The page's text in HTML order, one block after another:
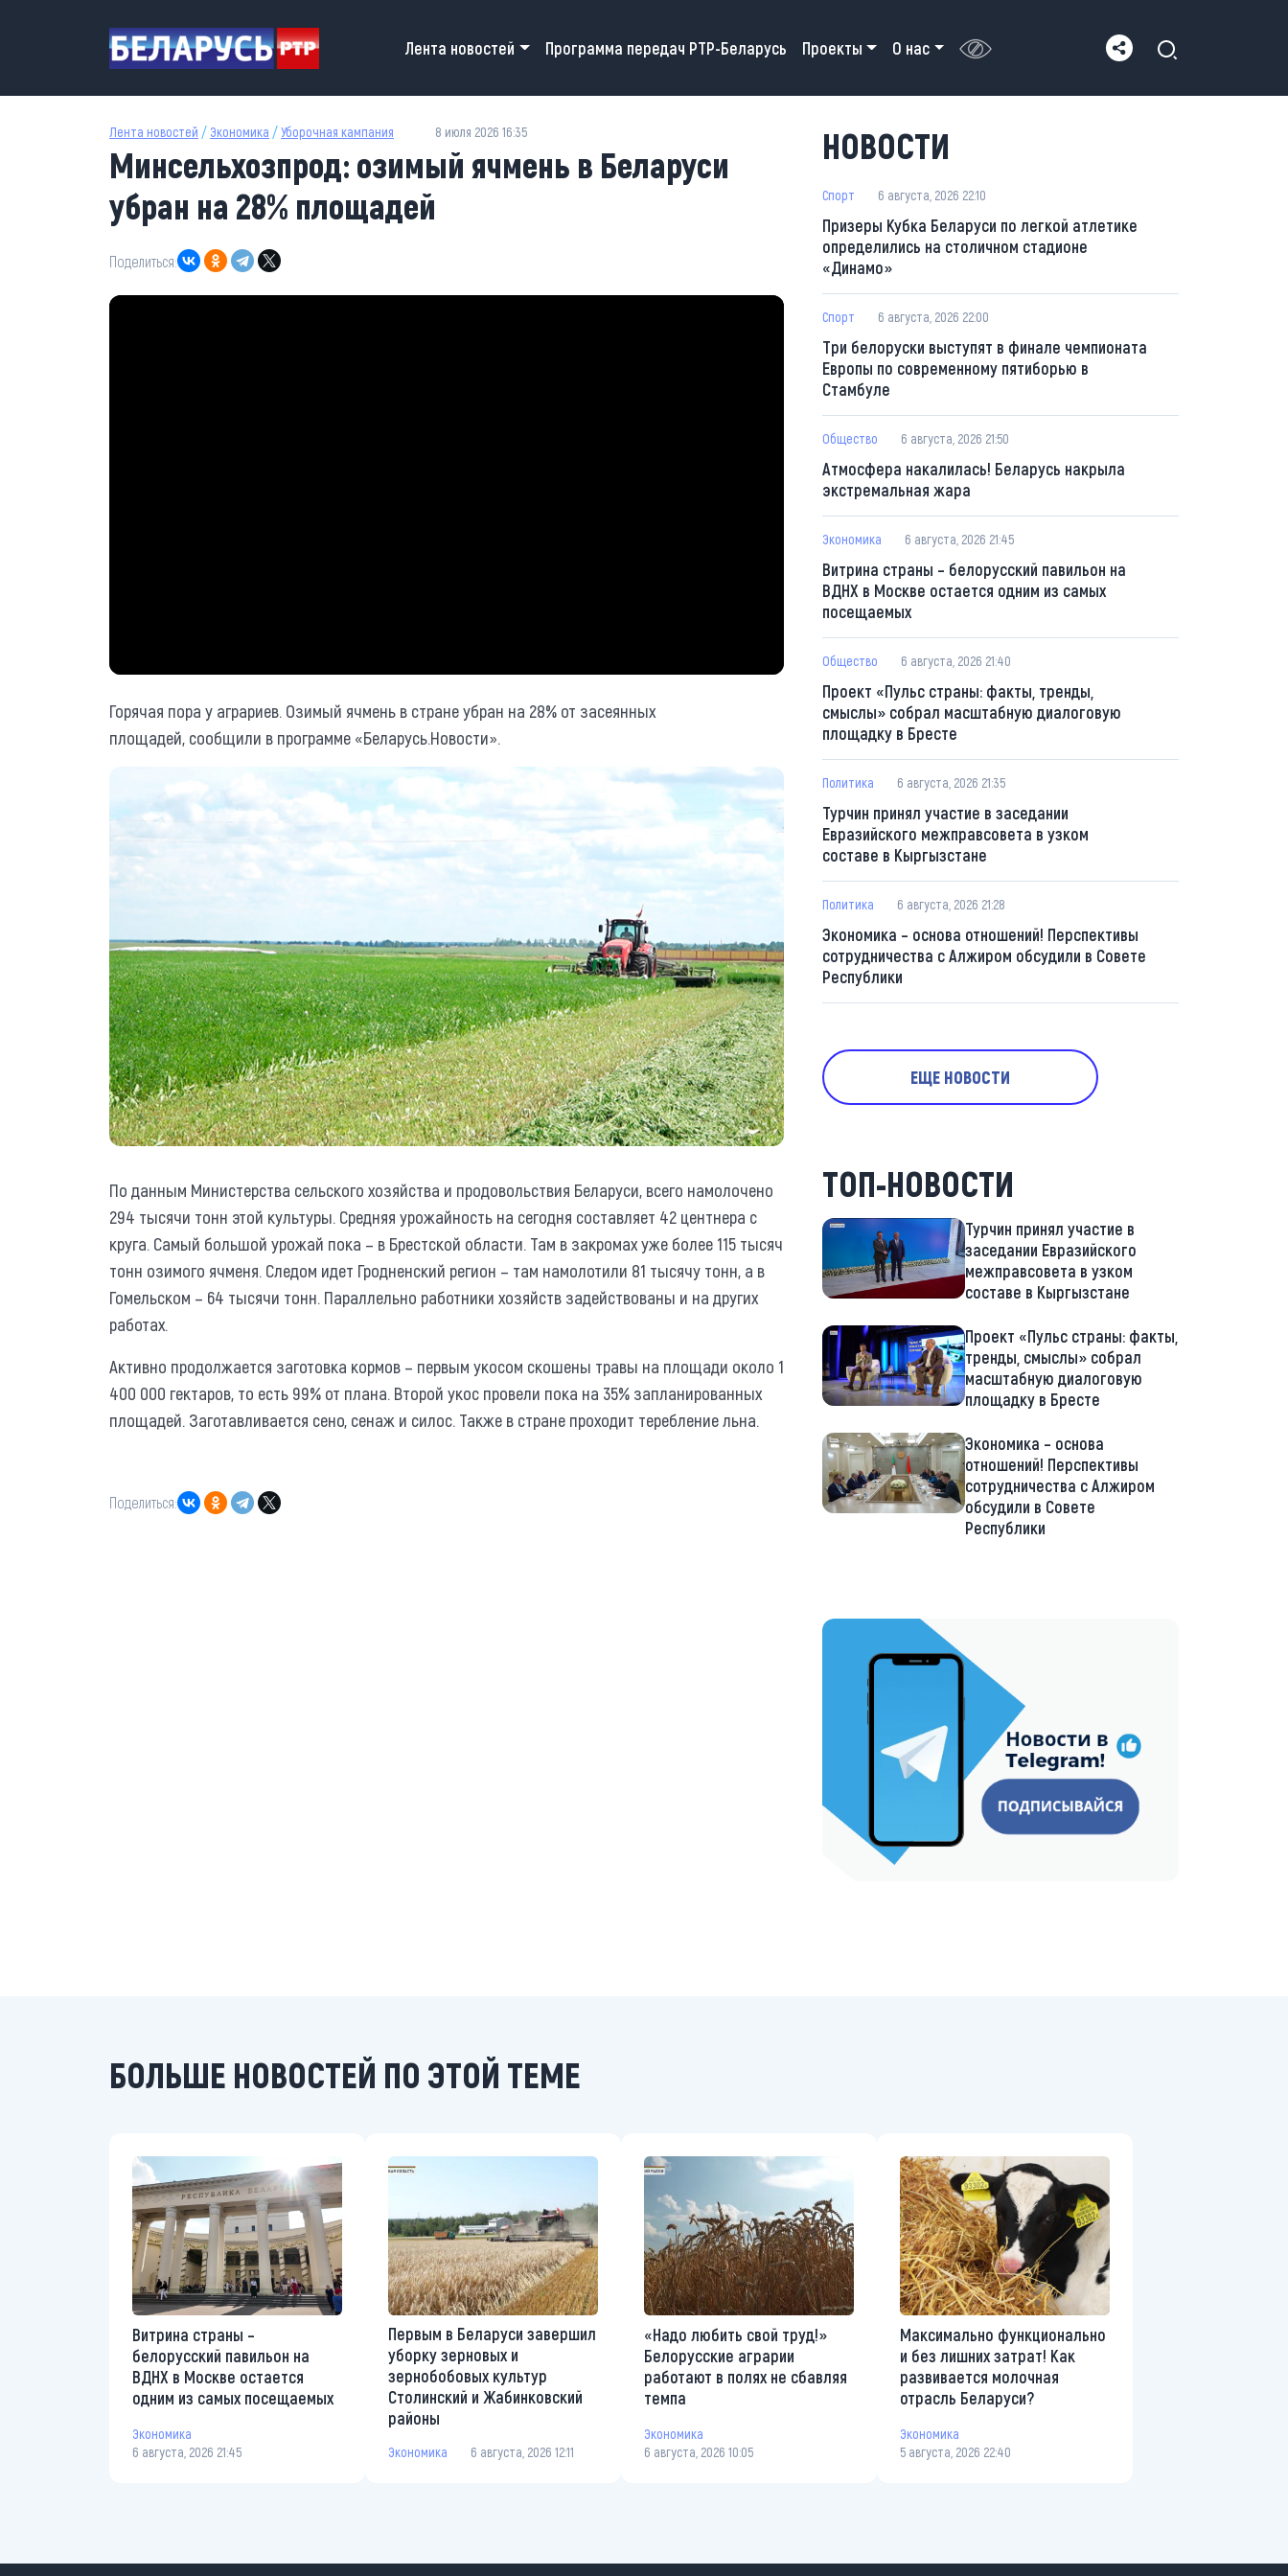
Main navigation
Лента новостей Программа передач РТР-Беларусь Проекты О нас
Лента новостей / Экономика /Уборочная кампания 8 июля 2026 16:35
Минсельхозпрод: озимый ячмень в Беларуси
убран на 28% площадей
Поделиться:
Горячая пора у аграриев. Озимый ячмень в стране убран на 28% от засеянных
площадей, сообщили в программе «Беларусь.Новости».
По данным Министерства сельского хозяйства и продовольствия Беларуси, всего намолочено
294 тысячи тонн этой культуры. Средняя урожайность на сегодня составляет 42 центнера с
круга. Самый большой урожай пока – в Брестской области. Там в закромах уже более 115 тысяч
тонн озимого ячменя. Следом идет Гродненский регион – там намолотили 81 тысячу тонн, а в
Гомельском – 64 тысячи тонн. Параллельно работники хозяйств задействованы и на других
работах.
Активно продолжается заготовка кормов – первым укосом скошены травы на площади около 1
400 000 гектаров, то есть 99% от плана. Второй укос провели пока на 35% запланированных
площадей. Заготавливается сено, сенаж и силос. Также в стране проходит теребление льна.
Поделиться:
НОВОСТИ
Спорт 6 августа, 2026 22:10
Призеры Кубка Беларуси по легкой атлетике
определились на столичном стадионе
«Динамо»
Спорт 6 августа, 2026 22:00
Три белоруски выступят в финале чемпионата
Европы по современному пятиборью в
Стамбуле
Общество 6 августа, 2026 21:50
Атмосфера накалилась! Беларусь накрыла
экстремальная жара
Экономика 6 августа, 2026 21:45
Витрина страны – белорусский павильон на
ВДНХ в Москве остается одним из самых
посещаемых
Общество 6 августа, 2026 21:40
Проект «Пульс страны: факты, тренды,
смыслы» собрал масштабную диалоговую
площадку в Бресте
Политика 6 августа, 2026 21:35
Турчин принял участие в заседании
Евразийского межправсовета в узком
составе в Кыргызстане
Политика 6 августа, 2026 21:28
Экономика – основа отношений! Перспективы
сотрудничества с Алжиром обсудили в Совете
Республики
ЕЩЕ НОВОСТИ
ТОП-НОВОСТИ
Турчин принял участие в
заседании Евразийского
межправсовета в узком
составе в Кыргызстане
Проект «Пульс страны: факты,
тренды, смыслы» собрал
масштабную диалоговую
площадку в Бресте
Экономика – основа
отношений! Перспективы
сотрудничества с Алжиром
обсудили в Совете
Республики
https://t.me/minskctvby
БОЛЬШЕ НОВОСТЕЙ ПО ЭТОЙ ТЕМЕ
Витрина страны –
белорусский павильон на
ВДНХ в Москве остается
одним из самых посещаемых
Экономика
6 августа, 2026 21:45
Первым в Беларуси завершил
уборку зерновых и
зернобобовых культур
Столинский и Жабинковский
районы
Экономика 6 августа, 2026 12:11
«Надо любить свой труд!»
Белорусские аграрии
работают в полях не сбавляя
темпа
Экономика
6 августа, 2026 10:05
Максимально функционально
и без лишних затрат! Как
развивается молочная
отрасль Беларуси?
Экономика
5 августа, 2026 22:40